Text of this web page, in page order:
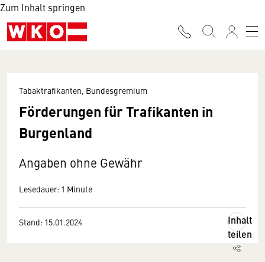
Zum Inhalt springen
Tabaktrafikanten, Bundesgremium
Förderungen für Trafikanten in
Burgenland
Angaben ohne Gewähr
Lesedauer: 1 Minute
Stand: 15.01.2024
Inhalt
teilen